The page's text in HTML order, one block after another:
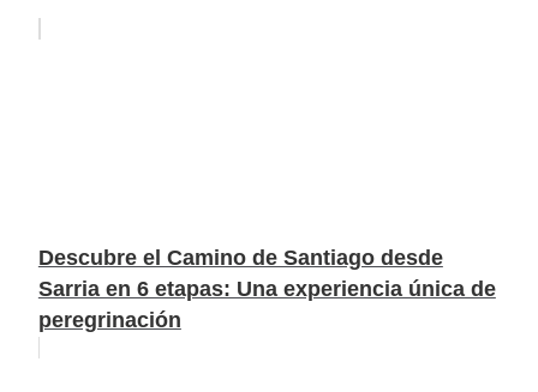
Descubre el Camino de Santiago desde
Sarria en 6 etapas: Una experiencia única de
peregrinación